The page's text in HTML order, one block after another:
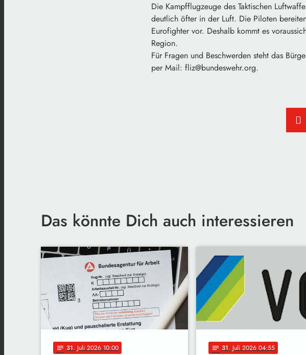
Die Kampfflugzeuge des Taktischen
deutlich öfter in der Luft. Die Piloten
Eurofighter vor. Deshalb kommt es
Region.
Für Fragen und Beschwerden steht das
per Mail: fliz@bundeswehr.org.
Das könnte Dich auch interessieren
notes 31. Juli 2026 10:00 notes 31. Juli 2026 04:55